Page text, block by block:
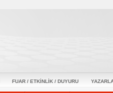
FUAR / ETKİNLİK / DUYURU